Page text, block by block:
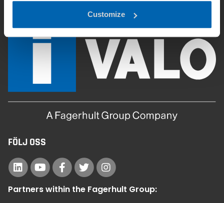
Customize
FÖLJ OSS
Partners within the Fagerhult Group: